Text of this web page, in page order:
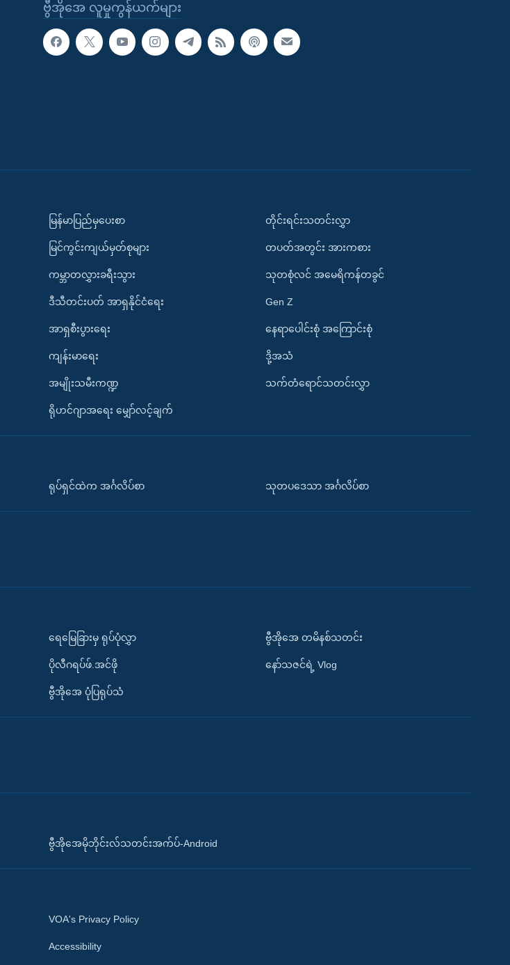
ဗွီအိုအေ လူမှုကွန်ယက်များ
မြန်မာပြည်မှပေးစာ
မြင်ကွင်းကျယ်မှတ်စုများ
ကမ္ဘာတလွှားခရီးသွား
ဒီသီတင်းပတ် အာရှနိုင်ငံရေး
အာရှစီးပွားရေး
ကျန်းမာရေး
အမျိုးသမီးကဏ္ဍ
ရိုဟင်ဂျာအရေး မျှော်လင့်ချက်
တိုင်းရင်းသတင်းလွှာ
တပတ်အတွင်း အားကစား
သုတစုံလင် အမေရိကန်တခွင်
Gen Z
နေရာပေါင်းစုံ အကြောင်းစုံ
ဒို့အသံ
သက်တံရောင်သတင်းလွှာ
ရုပ်ရှင်ထဲက အင်္ဂလိပ်စာ သုတပဒေသာ အင်္ဂလိပ်စာ
ရေမြေခြားမှ ရုပ်ပုံလွှာ
ပိုလီဂရပ်ဖ်.အင်ဖို
ဗွီအိုအေ ပုံပြရုပ်သံ
ဗွီအိုအေ တမိနစ်သတင်း
နော်သဇင်ရဲ့ Vlog
ဗွီအိုအေမိုဘိုင်းလ်သတင်းအက်ပ်-Android
VOA's Privacy Policy
Accessibility